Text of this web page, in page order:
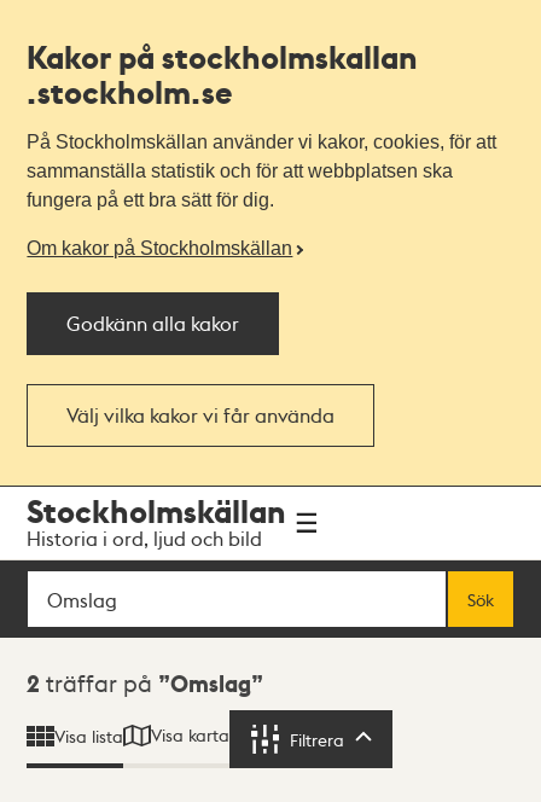
Kakor på stockholmskallan
.stockholm.se
På Stockholmskällan använder vi kakor, cookies, för att
sammanställa statistik och för att webbplatsen ska
fungera på ett bra sätt för dig.
Om kakor på Stockholmskällan
Godkänn alla kakor
Välj vilka kakor vi får använda
navigationen
huvudinnehållet
Stockholmskällan
Historia i ord, ljud och bild
Sök
Sök
Sökresultat
2 träffar på Omslag
Visa lista Visa karta Filtrera